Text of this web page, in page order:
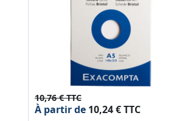
10,76 € TTC
À partir de 10,24 € TTC